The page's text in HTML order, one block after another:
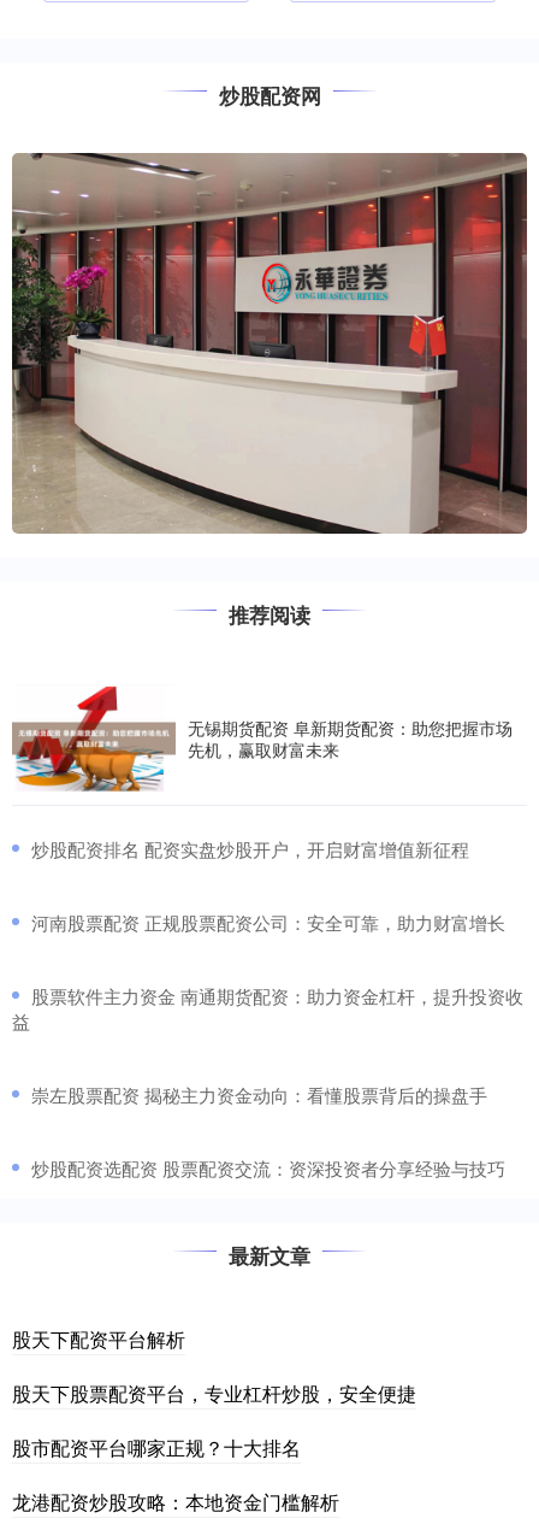
炒股配资网
推荐阅读
无锡期货配资 阜新期货配资：助您把握市场
先机，赢取财富未来
​炒股配资排名 配资实盘炒股开户，开启财富增值新征程
​河南股票配资 正规股票配资公司：安全可靠，助力财富增长
​股票软件主力资金 南通期货配资：助力资金杠杆，提升投资收
益
​崇左股票配资 揭秘主力资金动向：看懂股票背后的操盘手
​炒股配资选配资 股票配资交流：资深投资者分享经验与技巧
最新文章
股天下配资平台解析
股天下股票配资平台，专业杠杆炒股，安全便捷
股市配资平台哪家正规？十大排名
龙港配资炒股攻略：本地资金门槛解析